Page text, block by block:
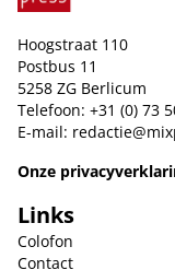
Hoogstraat 110
Postbus 11
5258 ZG Berlicum
Telefoon: +31 (0) 73
E-mail:
Onze
Links
Colofon
Contact